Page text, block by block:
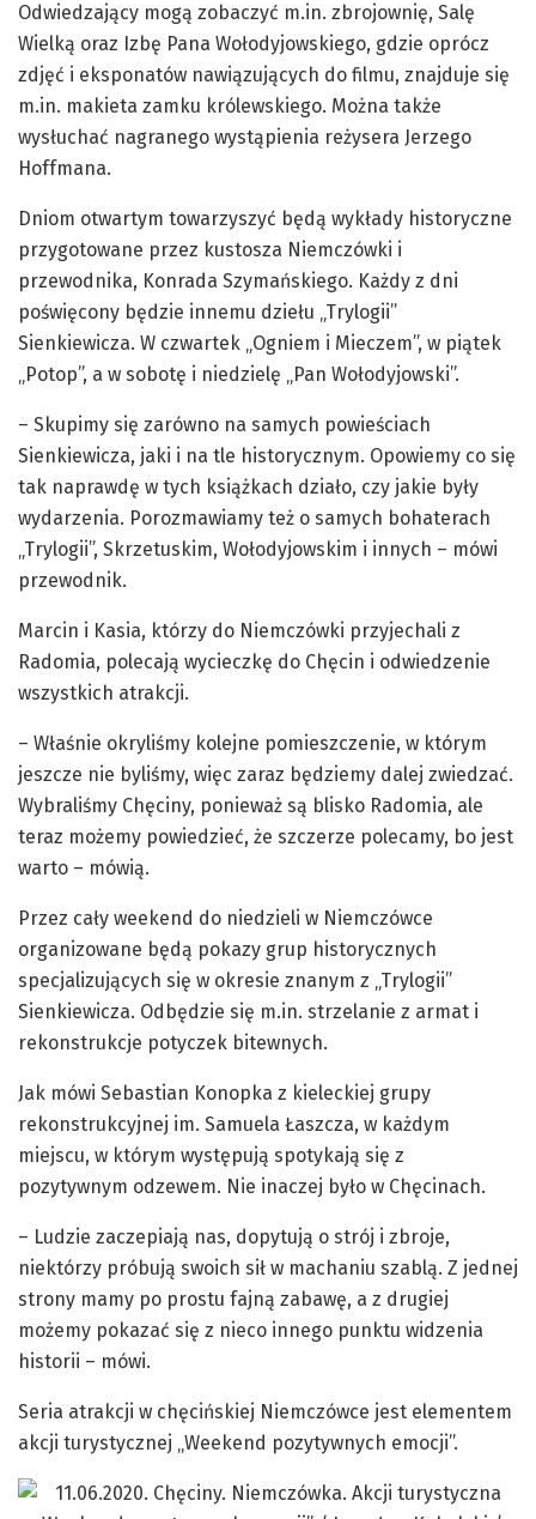
Odwiedzający mogą zobaczyć m.in. zbrojownię, Salę
Wielką oraz Izbę Pana Wołodyjowskiego, gdzie oprócz
zdjęć i eksponatów nawiązujących do filmu, znajduje się
m.in. makieta zamku królewskiego. Można także
wysłuchać nagranego wystąpienia reżysera Jerzego
Hoffmana.
Dniom otwartym towarzyszyć będą wykłady historyczne
przygotowane przez kustosza Niemczówki i
przewodnika, Konrada Szymańskiego. Każdy z dni
poświęcony będzie innemu dziełu „Trylogii”
Sienkiewicza. W czwartek „Ogniem i Mieczem”, w piątek
„Potop”, a w sobotę i niedzielę „Pan Wołodyjowski”.
– Skupimy się zarówno na samych powieściach
Sienkiewicza, jaki i na tle historycznym. Opowiemy co się
tak naprawdę w tych książkach działo, czy jakie były
wydarzenia. Porozmawiamy też o samych bohaterach
„Trylogii”, Skrzetuskim, Wołodyjowskim i innych – mówi
przewodnik.
Marcin i Kasia, którzy do Niemczówki przyjechali z
Radomia, polecają wycieczkę do Chęcin i odwiedzenie
wszystkich atrakcji.
– Właśnie okryliśmy kolejne pomieszczenie, w którym
jeszcze nie byliśmy, więc zaraz będziemy dalej zwiedzać.
Wybraliśmy Chęciny, ponieważ są blisko Radomia, ale
teraz możemy powiedzieć, że szczerze polecamy, bo jest
warto – mówią.
Przez cały weekend do niedzieli w Niemczówce
organizowane będą pokazy grup historycznych
specjalizujących się w okresie znanym z „Trylogii”
Sienkiewicza. Odbędzie się m.in. strzelanie z armat i
rekonstrukcje potyczek bitewnych.
Jak mówi Sebastian Konopka z kieleckiej grupy
rekonstrukcyjnej im. Samuela Łaszcza, w każdym
miejscu, w którym występują spotykają się z
pozytywnym odzewem. Nie inaczej było w Chęcinach.
– Ludzie zaczepiają nas, dopytują o strój i zbroje,
niektórzy próbują swoich sił w machaniu szablą. Z jednej
strony mamy po prostu fajną zabawę, a z drugiej
możemy pokazać się z nieco innego punktu widzenia
historii – mówi.
Seria atrakcji w chęcińskiej Niemczówce jest elementem
akcji turystycznej „Weekend pozytywnych emocji”.